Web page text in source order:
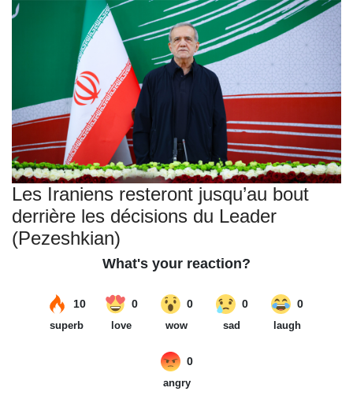
Les Iraniens resteront jusqu’au bout
derrière les décisions du Leader
(Pezeshkian)